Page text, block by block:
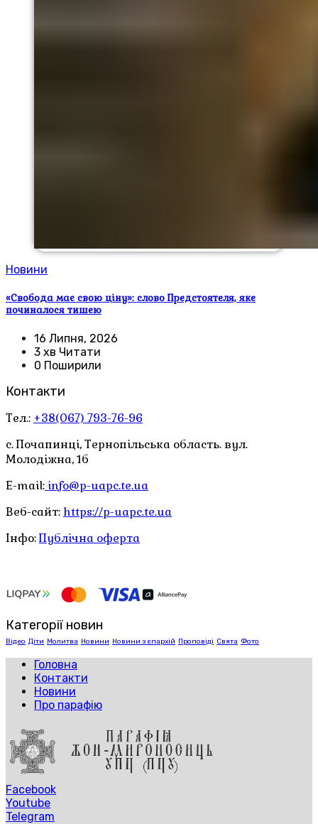
Новини
«Свобода має свою ціну»: слово Предстоятеля, яке
починалося тишею
16 Липня, 2026
3 хв Читати
0 Поширили
Контакти
Тел.: +38(067) 793-76-96
с. Почапинці, Тернопільська область. вул.
Молодіжна, 1б
E-mail: info@p-uapc.te.ua
Веб-сайт: https://p-uapc.te.ua
Інфо:Публічна оферта
Категорії новин
Відео Діти Молитва Новини Новини з єпархій Проповіді Свята Фото
Головна
Контакти
Новини
Про парафію
Facebook
Youtube
Telegram